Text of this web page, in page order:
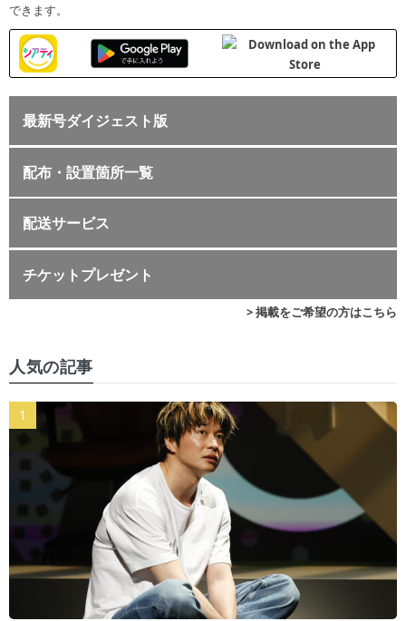
できます。
最新号ダイジェスト版
配布・設置箇所一覧
配送サービス
チケットプレゼント
> 掲載をご希望の方はこちら
人気の記事